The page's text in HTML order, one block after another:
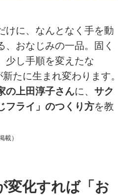
けに、なんとなく手を動
、おなじみの一品。固く
少し手順を変えたな
たに生まれ変わります。
の上田淳子さんに、 サク
フライ」のつくり方を教
載）
変化すれば「お